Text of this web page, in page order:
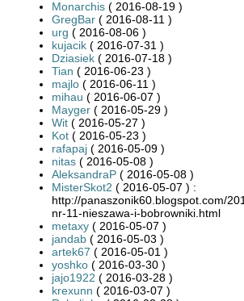
Monarchis ( 2016-08-19 )
GregBar ( 2016-08-11 )
urg ( 2016-08-06 )
kujacik ( 2016-07-31 )
Dziasiek ( 2016-07-18 )
Tian ( 2016-06-23 )
majlo ( 2016-06-11 )
mihau ( 2016-06-07 )
Mayger ( 2016-05-29 )
Wit ( 2016-05-27 )
Kot ( 2016-05-23 )
rafapaj ( 2016-05-09 )
nitas ( 2016-05-08 )
AleksandraP ( 2016-05-08 )
MisterSkot2 ( 2016-05-07 ) :
http://panaszonik60.blogspot.com/
nr-11-nieszawa-i-bobrowniki.html
metaxy ( 2016-05-07 )
jandab ( 2016-05-03 )
artek67 ( 2016-05-01 )
yoshko ( 2016-03-30 )
jajo1922 ( 2016-03-28 )
krexunn ( 2016-03-07 )